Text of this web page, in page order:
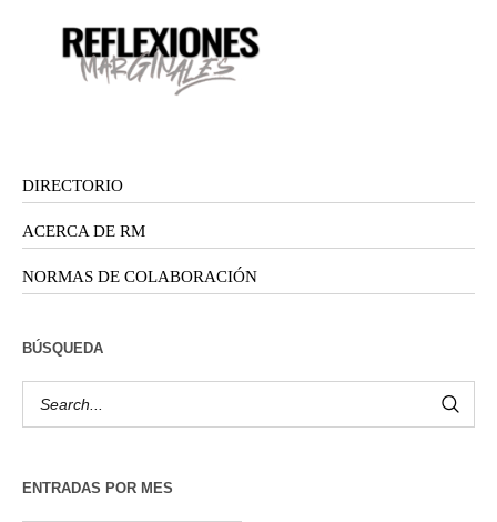
DIRECTORIO
ACERCA DE RM
NORMAS DE COLABORACIÓN
BÚSQUEDA
ENTRADAS POR MES